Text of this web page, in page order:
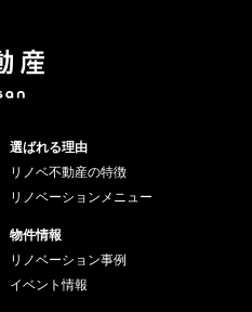
選ばれる理由
リノベ不動産の特徴
リノベーションメニュー
物件情報
リノベーション事例
イベント情報